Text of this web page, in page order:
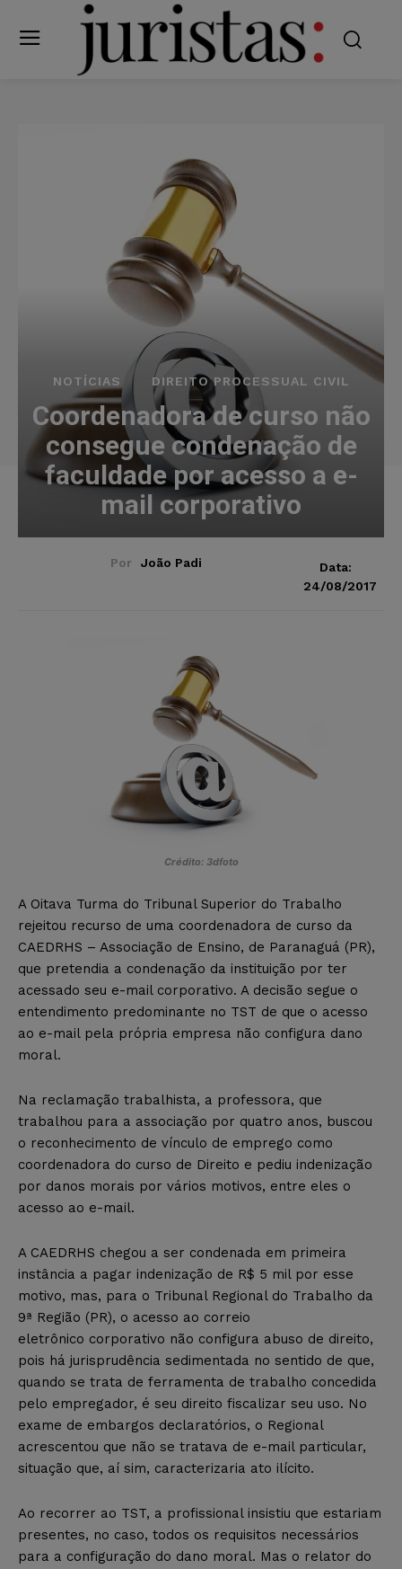
NOTÍCIAS DIREITO PROCESSUAL CIVIL
Coordenadora de curso não
consegue condenação de
faculdade por acesso a e-
mail corporativo
Por João Padi
Data:
24/08/2017
Crédito: 3dfoto
A Oitava Turma do Tribunal Superior do Trabalho
rejeitou recurso de uma coordenadora de curso da
CAEDRHS – Associação de Ensino, de Paranaguá (PR),
que pretendia a condenação da instituição por ter
acessado seu e-mail corporativo. A decisão segue o
entendimento predominante no TST de que o acesso
ao e-mail pela própria empresa não configura dano
moral.
Na reclamação trabalhista, a professora, que
trabalhou para a associação por quatro anos, buscou
o reconhecimento de vínculo de emprego como
coordenadora do curso de Direito e pediu indenização
por danos morais por vários motivos, entre eles o
acesso ao e-mail.
A CAEDRHS chegou a ser condenada em primeira
instância a pagar indenização de R$ 5 mil por esse
motivo, mas, para o Tribunal Regional do Trabalho da
9ª Região (PR), o acesso ao correio
eletrônico corporativo não configura abuso de direito,
pois há jurisprudência sedimentada no sentido de que,
quando se trata de ferramenta de trabalho concedida
pelo empregador, é seu direito fiscalizar seu uso. No
exame de embargos declaratórios, o Regional
acrescentou que não se tratava de e-mail particular,
situação que, aí sim, caracterizaria ato ilícito.
Ao recorrer ao TST, a profissional insistiu que estariam
presentes, no caso, todos os requisitos necessários
para a configuração do dano moral. Mas o relator do